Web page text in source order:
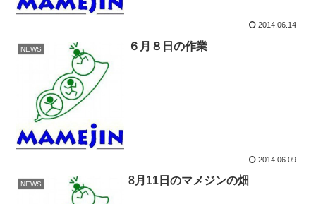
2014.06.14
NEWS ６月８日の作業
2014.06.09
NEWS 8月11日のマメジンの畑